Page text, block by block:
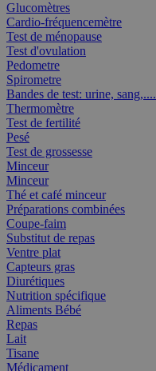
Glucomètres
Cardio-fréquencemètre
Test de ménopause
Test d'ovulation
Pedometre
Spirometre
Bandes de test: urine, sang,....
Thermomètre
Test de fertilité
Pesé
Test de grossesse
Minceur
Minceur
Thé et café minceur
Préparations combinées
Coupe-faim
Substitut de repas
Ventre plat
Capteurs gras
Diurétiques
Nutrition spécifique
Aliments Bébé
Repas
Lait
Tisane
Médicament